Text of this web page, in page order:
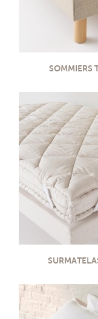
SOMMIERS